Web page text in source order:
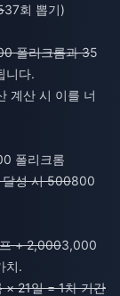
37회 뽑기)
폴리크롬과 35
니다.
계산 시 이를 너
폴리크롬
성 시 500800
+ 2,0003,000
치.
× 21일 = 1차 기간